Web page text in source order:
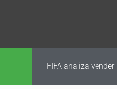
FIFA analiza